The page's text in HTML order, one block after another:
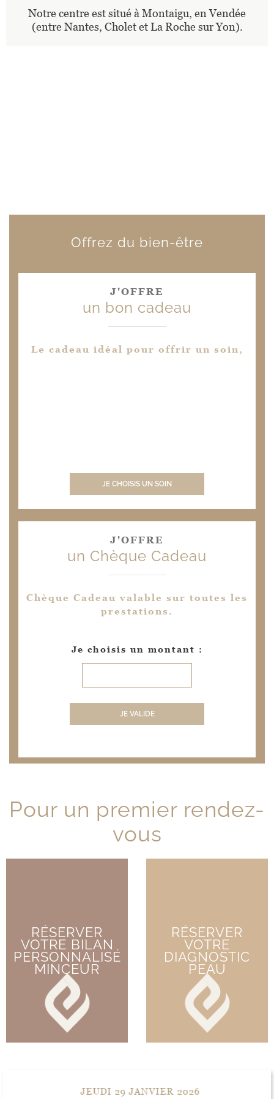
Notre centre est situé à Montaigu, en Vendée
(entre Nantes, Cholet et La Roche sur Yon).
Offrez du bien-être
J'OFFRE
un bon cadeau
Le cadeau idéal pour offrir un soin,
JE CHOISIS UN SOIN
J'OFFRE
un Chèque Cadeau
Chèque Cadeau valable sur toutes les
prestations.
Je choisis un montant :
JE VALIDE
Pour un premier rendez-
vous
RÉSERVER
VOTRE BILAN
PERSONNALISÉ
MINCEUR
RÉSERVER
VOTRE
DIAGNOSTIC
PEAU
JEUDI 29 JANVIER 2026